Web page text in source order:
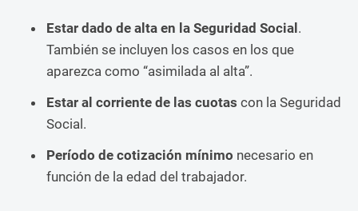
Estar dado de alta en la Seguridad Social .
También se incluyen los casos en los que
aparezca como “asimilada al alta”.
Estar al corriente de las cuotas con la Seguridad
Social.
Período de cotización mínimo necesario en
función de la edad del trabajador.